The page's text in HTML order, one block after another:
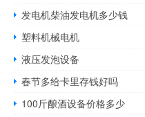
发电机柴油发电机多少钱
塑料机械电机
液压发泡设备
春节多给卡里存钱好吗
100斤酿酒设备价格多少